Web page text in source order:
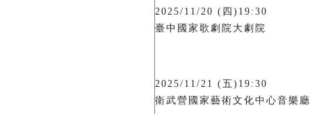
2025/11/20 (四)19:30
臺中國家歌劇院大劇院
2025/11/21 (五)19:30
衛武營國家藝術文化中心音樂廳